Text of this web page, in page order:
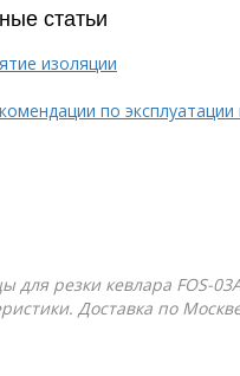
статьи
изоляции
по
для резки кевлара FOS-
Доставка по